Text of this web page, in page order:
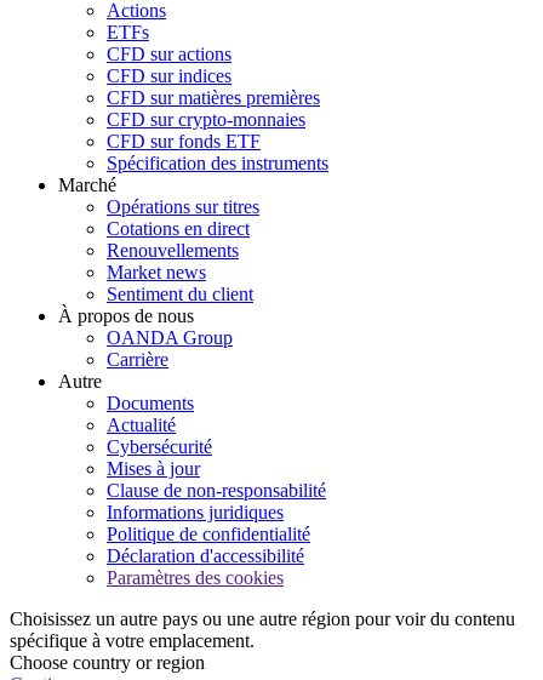
Actions
ETFs
CFD sur actions
CFD sur indices
CFD sur matières premières
CFD sur crypto-monnaies
CFD sur fonds ETF
Spécification des instruments
Marché
Opérations sur titres
Cotations en direct
Renouvellements
Market news
Sentiment du client
À propos de nous
OANDA Group
Carrière
Autre
Documents
Actualité
Cybersécurité
Mises à jour
Clause de non-responsabilité
Informations juridiques
Politique de confidentialité
Déclaration d'accessibilité
Paramètres des cookies
Choisissez un autre pays ou une autre région pour voir du contenu
spécifique à votre emplacement.
Choose country or region